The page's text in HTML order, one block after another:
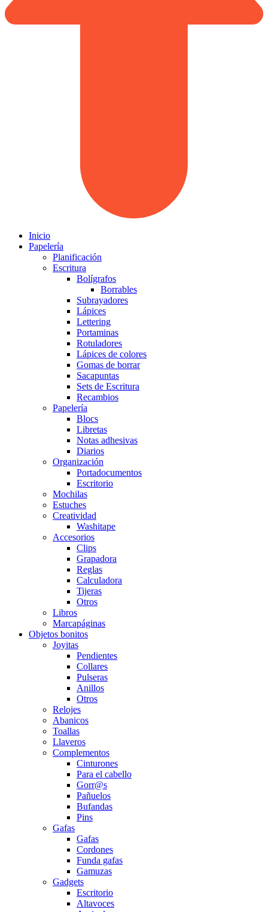
Inicio
Papelería
Planificación
Escritura
Bolígrafos
Borrables
Subrayadores
Lápices
Lettering
Portaminas
Rotuladores
Lápices de colores
Gomas de borrar
Sacapuntas
Sets de Escritura
Recambios
Papelería
Blocs
Libretas
Notas adhesivas
Diarios
Organización
Portadocumentos
Escritorio
Mochilas
Estuches
Creatividad
Washitape
Accesorios
Clips
Grapadora
Reglas
Calculadora
Tijeras
Otros
Libros
Marcapáginas
Objetos bonitos
Joyitas
Pendientes
Collares
Pulseras
Anillos
Otros
Relojes
Abanicos
Toallas
Llaveros
Complementos
Cinturones
Para el cabello
Gorr@s
Pañuelos
Bufandas
Pins
Gafas
Gafas
Cordones
Funda gafas
Gamuzas
Gadgets
Escritorio
Altavoces